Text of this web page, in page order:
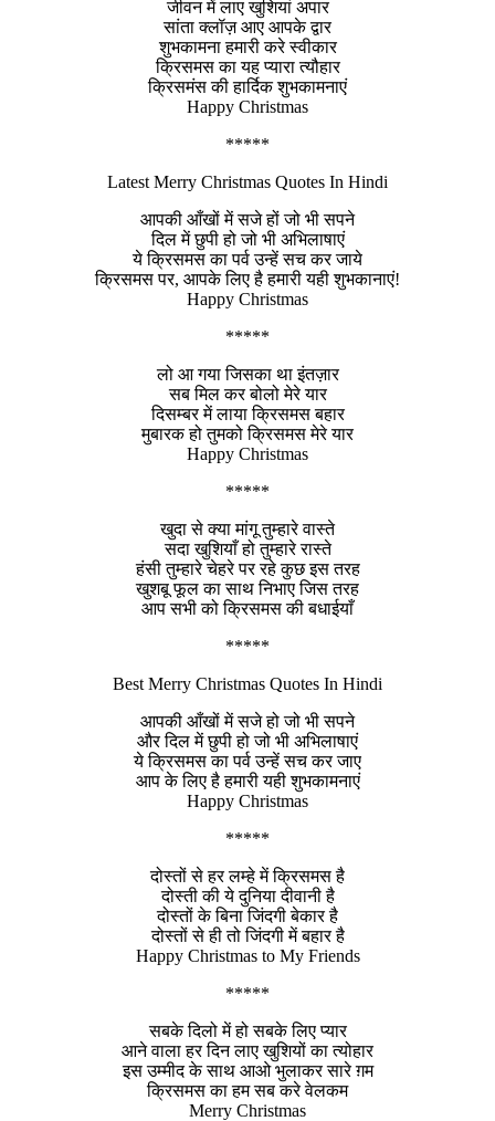
जीवन में लाए खुशियां अपार
सांता क्लॉज़ आए आपके द्वार
शुभकामना हमारी करे स्वीकार
क्रिसमस का यह प्यारा त्यौहार
क्रिसमंस की हार्दिक शुभकामनाएं
Happy Christmas
*****
Latest Merry Christmas Quotes In Hindi
आपकी आँखों में सजे हों जो भी सपने
दिल में छुपी हो जो भी अभिलाषाएं
ये क्रिसमस का पर्व उन्हें सच कर जाये
क्रिसमस पर, आपके लिए है हमारी यही शुभकानाएं!
Happy Christmas
*****
लो आ गया जिसका था इंतज़ार
सब मिल कर बोलो मेरे यार
दिसम्बर में लाया क्रिसमस बहार
मुबारक हो तुमको क्रिसमस मेरे यार
Happy Christmas
*****
खुदा से क्या मांगू तुम्हारे वास्ते
सदा खुशियाँ हो तुम्हारे रास्ते
हंसी तुम्हारे चेहरे पर रहे कुछ इस तरह
खुशबू फूल का साथ निभाए जिस तरह
आप सभी को क्रिसमस की बधाईयाँ
*****
Best Merry Christmas Quotes In Hindi
आपकी आँखों में सजे हो जो भी सपने
और दिल में छुपी हो जो भी अभिलाषाएं
ये क्रिसमस का पर्व उन्हें सच कर जाए
आप के लिए है हमारी यही शुभकामनाएं
Happy Christmas
*****
दोस्तों से हर लम्हे में क्रिसमस है
दोस्ती की ये दुनिया दीवानी है
दोस्तों के बिना जिंदगी बेकार है
दोस्तों से ही तो जिंदगी में बहार है
Happy Christmas to My Friends
*****
सबके दिलो में हो सबके लिए प्यार
आने वाला हर दिन लाए खुशियों का त्योहार
इस उम्मीद के साथ आओ भुलाकर सारे ग़म
क्रिसमस का हम सब करे वेलकम
Merry Christmas